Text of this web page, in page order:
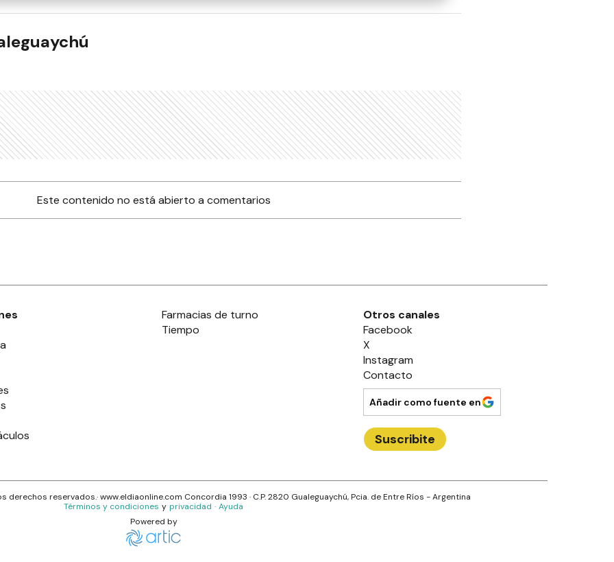
Este contenido no está abierto a comentarios
Farmacias de turno
Tiempo
Otros canales
Facebook
X
Instagram
Contacto
Añadir como fuente en
Suscribite
derechos reservados.· www.eldiaonline.com Concordia 1993 · C.P.2820 Gualeguaychú, Pcia. de Entre Ríos - Argentina
Términos y condiciones y privacidad · Ayuda
Powered by